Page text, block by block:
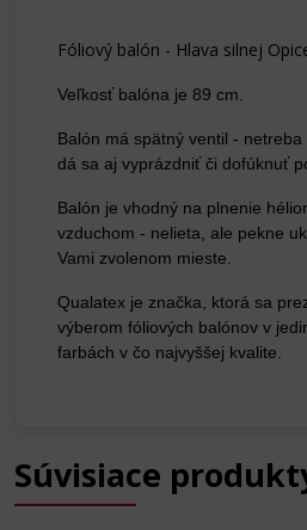
Fóliový balón - Hlava silnej
Veľkosť balóna je 89 cm.
Balón má spätný ventil -
dá sa aj vyprázdniť či dofúknuť
Balón je vhodný na plnenie
vzduchom - nelieta, ale pekne
Vami zvolenom mieste.
Qualatex je značka, ktorá sa
výberom fóliových balónov v
farbách v čo najvyššej kvalite.
Súvisiace